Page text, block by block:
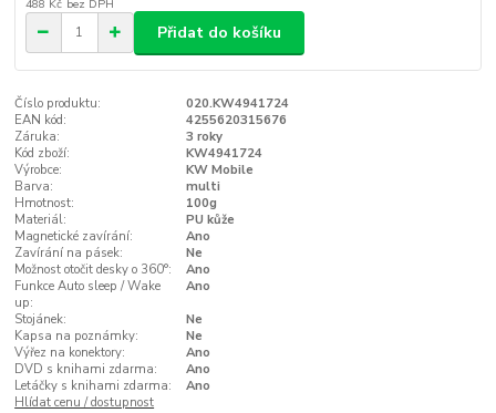
488 Kč bez DPH
Přidat do košíku
Číslo produktu:
020.KW4941724
EAN kód:
4255620315676
Záruka:
3 roky
Kód zboží:
KW4941724
Výrobce:
KW Mobile
Barva:
multi
Hmotnost:
100g
Materiál:
PU kůže
Magnetické zavírání:
Ano
Zavírání na pásek:
Ne
Možnost otočit desky o 360°:
Ano
Funkce Auto sleep / Wake
up:
Ano
Stojánek:
Ne
Kapsa na poznámky:
Ne
Výřez na konektory:
Ano
DVD s knihami zdarma:
Ano
Letáčky s knihami zdarma:
Ano
Hlídat cenu / dostupnost